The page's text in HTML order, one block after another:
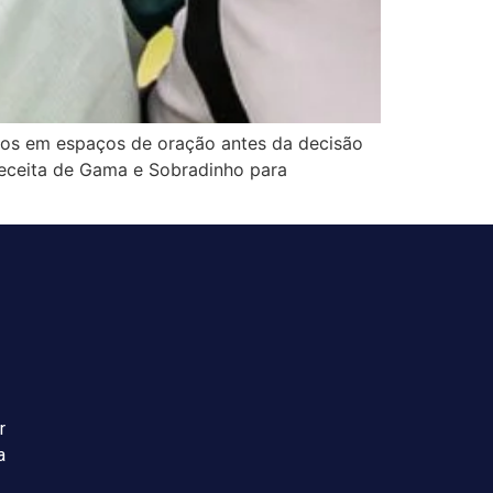
em espaços de oração antes da decisão
de Gama e Sobradinho para